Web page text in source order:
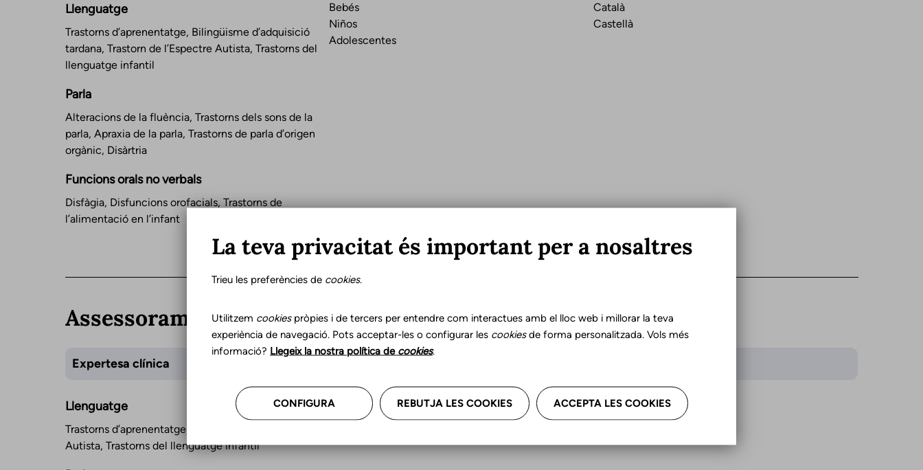
Llenguatge
Trastorns d’aprenentatge, Bilingüisme d’adquisició
tardana, Trastorn de l’Espectre Autista, Trastorns del
llenguatge infantil
Parla
Alteracions de la fluència, Trastorns dels sons de la
parla, Apraxia de la parla, Trastorns de parla d’origen
orgànic, Disàrtria
Funcions orals no verbals
Disfàgia, Disfuncions orofacials, Trastorns de
l’alimentació en l’infant
Bebés
Niños
Adolescentes
Català
Castellà
Assessorament
Expertesa clínica
Llenguatge
Trastorns d’aprenentatge, Trastorn de l’Espectre
Autista, Trastorns del llenguatge infantil
Bebés
Niños
Català
Castellà
La teva privacitat és important per a nosaltres
Trieu les preferències de cookies.
Utilitzem cookiespròpies i de tercers per entendre com interactues amb el lloc web i millorar la teva
experiència de navegació. Pots acceptar-les o configurar les cookiesde forma personalitzada. Vols més
informació? Llegeix la nostra política de cookies.
CONFIGURA REBUTJA LES COOKIES ACCEPTA LES COOKIES